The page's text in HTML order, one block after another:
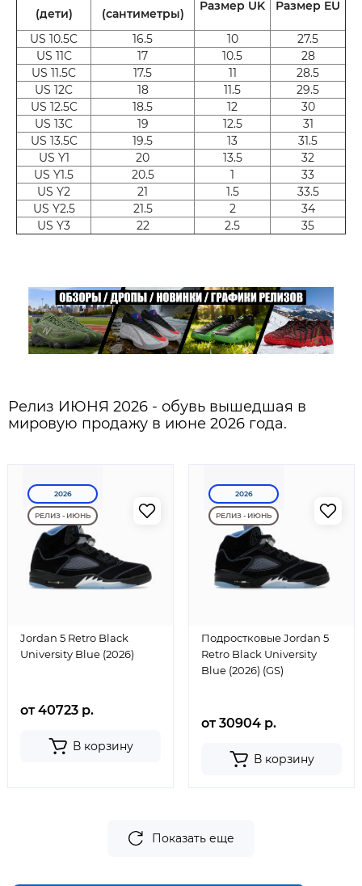
(дети) (сантиметры)
Размер UK Размер EU
US 10.5C 16.5 10
27.5
US 11C
17 10.5
28
US 11.5C
17.5 11
28.5
US 12C
18 11.5
29.5
US 12.5C
18.5 12
30
US 13C
19 12.5
31
US 13.5C
19.5 13
31.5
US Y1
20 13.5
32
US Y1.5
20.5 1
33
US Y2
21 1.5
33.5
US Y2.5
21.5 2
34
US Y3
22 2.5 35
Релиз ИЮНЯ 2026 - обувь вышедшая в
мировую продажу в июне 2026 года.
2026
РЕЛИЗ - ИЮНЬ
Jordan 5 Retro Black
University Blue (2026)
от 40723 р.
В корзину
2026
РЕЛИЗ - ИЮНЬ
Подростковые Jordan 5
Retro Black University
Blue (2026) (GS)
от 30904 р.
В корзину
Показать еще